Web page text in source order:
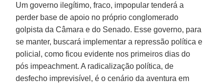
Um governo ilegítimo, fraco, impopular tenderá a
perder base de apoio no próprio conglomerado
golpista da Câmara e do Senado. Esse governo, para
se manter, buscará implementar a repressão política e
policial, como ficou evidente nos primeiros dias do
pós impeachment. A radicalização política, de
desfecho imprevisível, é o cenário da aventura em